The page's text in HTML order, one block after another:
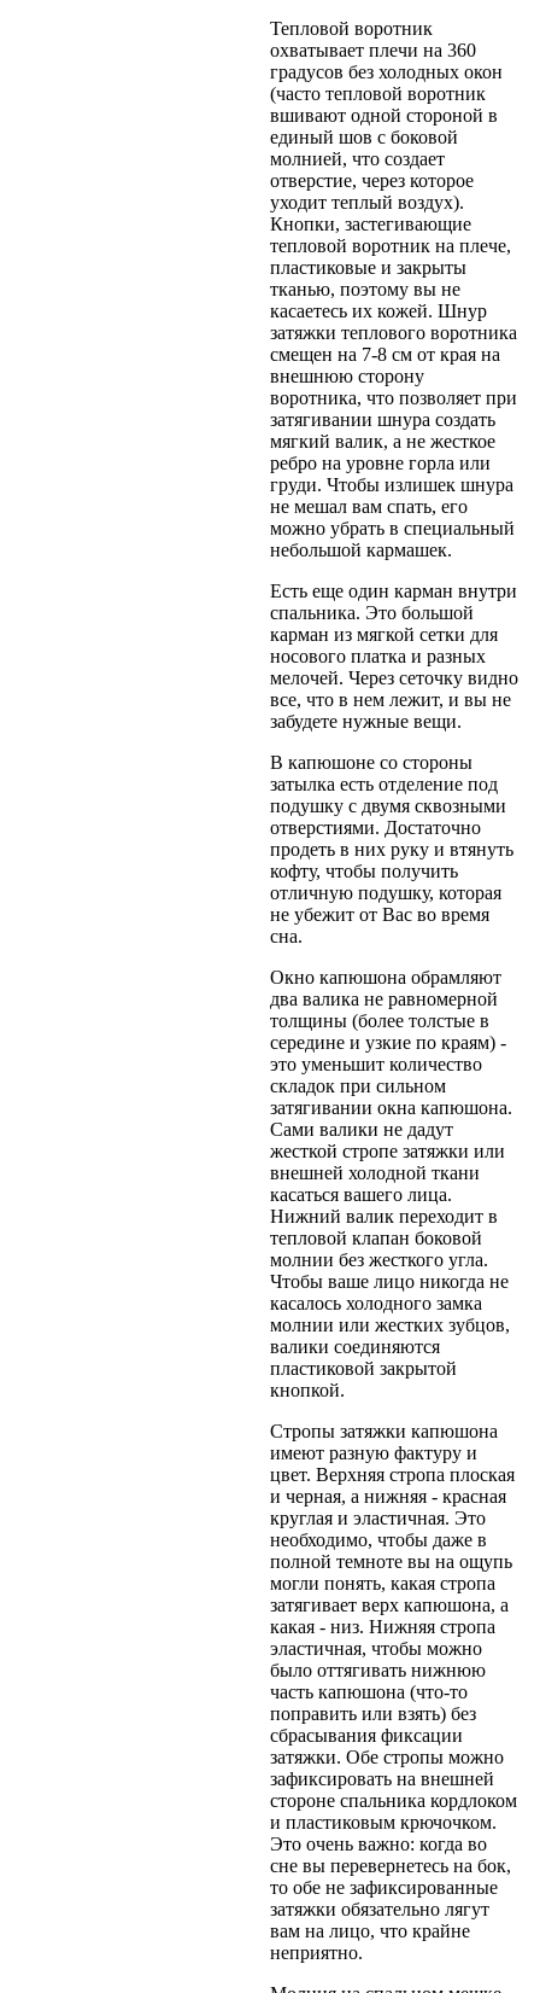
Тепловой воротник
охватывает плечи на 360
градусов без холодных окон
(часто тепловой воротник
вшивают одной стороной в
единый шов с боковой
молнией, что создает
отверстие, через которое
уходит теплый воздух).
Кнопки, застегивающие
тепловой воротник на плече,
пластиковые и закрыты
тканью, поэтому вы не
касаетесь их кожей. Шнур
затяжки теплового воротника
смещен на 7-8 см от края на
внешнюю сторону
воротника, что позволяет при
затягивании шнура создать
мягкий валик, а не жесткое
ребро на уровне горла или
груди. Чтобы излишек шнура
не мешал вам спать, его
можно убрать в специальный
небольшой кармашек.
Есть еще один карман внутри
спальника. Это большой
карман из мягкой сетки для
носового платка и разных
мелочей. Через сеточку видно
все, что в нем лежит, и вы не
забудете нужные вещи.
В капюшоне со стороны
затылка есть отделение под
подушку с двумя сквозными
отверстиями. Достаточно
продеть в них руку и втянуть
кофту, чтобы получить
отличную подушку, которая
не убежит от Вас во время
сна.
Окно капюшона обрамляют
два валика не равномерной
толщины (более толстые в
середине и узкие по краям) -
это уменьшит количество
складок при сильном
затягивании окна капюшона.
Сами валики не дадут
жесткой стропе затяжки или
внешней холодной ткани
касаться вашего лица.
Нижний валик переходит в
тепловой клапан боковой
молнии без жесткого угла.
Чтобы ваше лицо никогда не
касалось холодного замка
молнии или жестких зубцов,
валики соединяются
пластиковой закрытой
кнопкой.
Стропы затяжки капюшона
имеют разную фактуру и
цвет. Верхняя стропа плоская
и черная, а нижняя - красная
круглая и эластичная. Это
необходимо, чтобы даже в
полной темноте вы на ощупь
могли понять, какая стропа
затягивает верх капюшона, а
какая - низ. Нижняя стропа
эластичная, чтобы можно
было оттягивать нижнюю
часть капюшона (что-то
поправить или взять) без
сбрасывания фиксации
затяжки. Обе стропы можно
зафиксировать на внешней
стороне спальника кордлоком
и пластиковым крючочком.
Это очень важно: когда во
сне вы перевернетесь на бок,
то обе не зафиксированные
затяжки обязательно лягут
вам на лицо, что крайне
неприятно.